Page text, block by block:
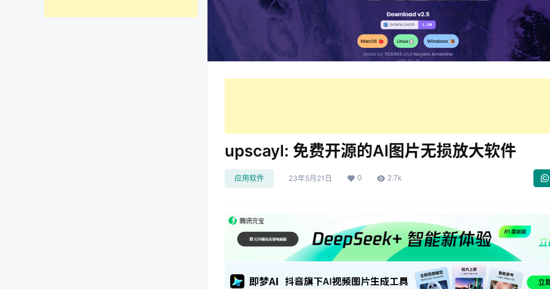
upscayl: 免费开源的AI图片无损放大软件
应用软件 23年5月21日 0 2.7k